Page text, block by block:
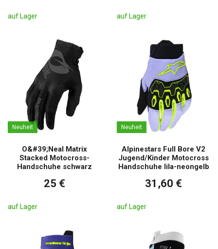
auf Lager auf Lager
Neuheit
O&#39;Neal Matrix
Stacked Motocross-
Handschuhe schwarz
25 €
auf Lager
Neuheit
Alpinestars Full Bore V2
Jugend/Kinder Motocross
Handschuhe lila-neongelb
31,60 €
auf Lager